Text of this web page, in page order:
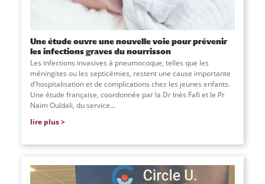
Une étude ouvre une nouvelle voie pour prévenir
les infections graves du nourrisson
Les infections invasives à pneumocoque, telles que les
méningites ou les septicémies, restent une cause importante
d'hospitalisation et de complications chez les jeunes enfants.
Une étude française, coordonnée par la Dr Inès Fafi et le Pr
Naïm Ouldali, du service...
lire plus